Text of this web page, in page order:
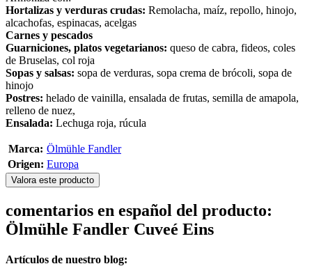
Hortalizas y verduras crudas: Remolacha, maíz, repollo, hinojo,
alcachofas, espinacas, acelgas
Carnes y pescados
Guarniciones, platos vegetarianos: queso de cabra, fideos, coles
de Bruselas, col roja
Sopas y salsas: sopa de verduras, sopa crema de brócoli, sopa de
hinojo
Postres: helado de vainilla, ensalada de frutas, semilla de amapola,
relleno de nuez,
Ensalada: Lechuga roja, rúcula
Marca: Ölmühle Fandler
Origen: Europa
Valora este producto
comentarios en español del producto:
Ölmühle Fandler Cuveé Eins
Artículos de nuestro blog: